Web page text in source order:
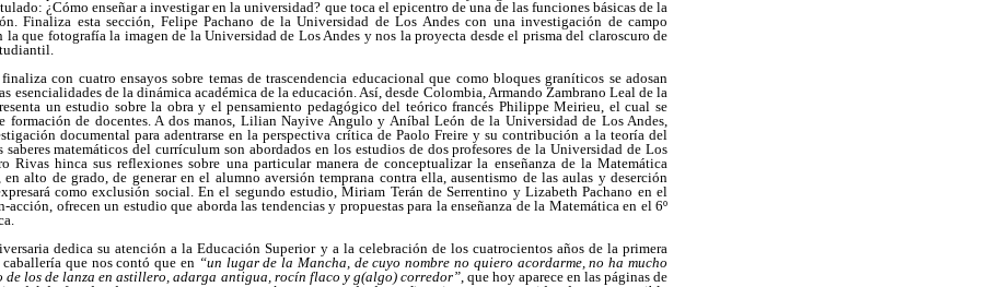
¿Cómo enseñar a investigar en la universidad? que toca el epicentro de una de las funciones básicas de la
Finaliza esta sección, Felipe Pachano de la Universidad de Los Andes con una investigación de campo
la que fotografía la imagen de la Universidad de Los Andes y nos la proyecta desde el prisma del claroscuro de
con cuatro ensayos sobre temas de trascendencia educacional que como bloques graníticos se adosan
esencialidades de la dinámica académica de la educación. Así, desde Colombia, Armando Zambrano Leal de la
un estudio sobre la obra y el pensamiento pedagógico del teórico francés Philippe Meirieu, el cual se
formación de docentes. A dos manos, Lilian Nayive Angulo y Aníbal León de la Universidad de Los Andes,
documental para adentrarse en la perspectiva crítica de Paolo Freire y su contribución a la teoría del
matemáticos del currículum son abordados en los estudios de dos profesores de la Universidad de Los
Rivas hinca sus reflexiones sobre una particular manera de conceptualizar la enseñanza de la Matemática
en alto de grado, de generar en el alumno aversión temprana contra ella, ausentismo de las aulas y deserción
como exclusión social. En el segundo estudio, Miriam Terán de Serrentino y Lizabeth Pachano en el
ofrecen un estudio que aborda las tendencias y propuestas para la enseñanza de la Matemática en el 6º
dedica su atención a la Educación Superior y a la celebración de los cuatrocientos años de la primera
que nos contó que en “un lugar de la Mancha, de cuyo nombre no quiero acordarme, no ha mucho
de los de lanza en astillero, adarga antigua, rocín flaco y g(algo) corredor”, que hoy aparece en las páginas de